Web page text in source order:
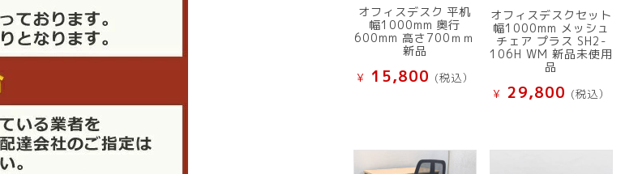
オフィスデスク 平机
幅1000mm 奥行
600mm 高さ700ｍｍ
新品
¥ 15,800 (税込）
オフィスデスクセット
幅1000mm メッシュ
チェア プラス SH2-
106H WM 新品未使用
品
¥ 29,800 (税込）